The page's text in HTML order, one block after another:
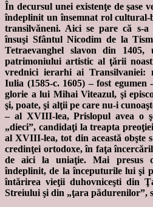
În decursul unei existenţe de şase
îndeplinit un însemnat rol cultural-
transilvăneni. Aici se pare că s-
însuşi Sfântul Nicodim de la
Tetraevanghel slavon din
patrimoniului artistic al ţării
vrednici ierarhi ai
Iulia (1585-c. 1605) – fost
glorie a lui Mihai Viteazul, şi
şi, poate, şi alţii pe care nu-i
– al XVIII-lea, Prislopul avea o
„dieci”, candidaţi la treapta
al XVIII-lea, tot din această obşte
credinţei ortodoxe, în faţa
de aici la uniaţie. Mai presus
îndeplinit, de la începuturile lui şi
întărirea vieţii duhovniceşti din
Streiului şi din „ţara pădurenilor”,